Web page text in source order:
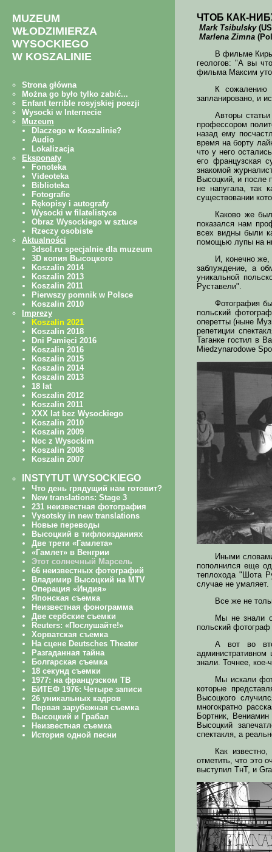
ЧТОБ КАК-
Mark Tsibulsky
Marlena Zimna
В фильме
геологов: "А вы
фильма Максим
К сожалению
запланировано, и
Авторы
профессором
назад ему
время на борту
что у него
его французская
знакомой
Высоцкий, и после
не напугала, так
существовании
Каково же
показался нам
всех видны были
помощью лупы на
И, конечно
заблуждение, а
уникальной
Руставели".
Фотография
польский
оперетты (ныне
репетиции
Таганке гостил в
Miedzynarodowe
Иными
пополнился еще
теплохода "Шота
случае не умаляет.
Все же не
Мы не знали
польский
А вот во
административном
знали. Точнее, кое-
Мы искали
которые
Высоцкого
многократно
Бортник,
Высоцкий
спектакля, а
Как
отметить, что это
выступил ТнТ, и